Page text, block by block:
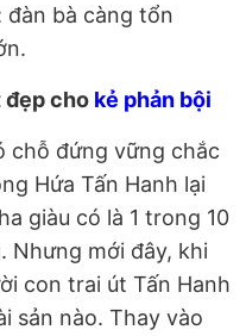
đàn bà càng tổn
đẹp cho kẻ phản bội
chỗ đứng vững chắc
Hứa Tấn Hanh lại
giàu có là 1 trong 10
Nhưng mới đây, khi
con trai út Tấn Hanh
sản nào. Thay vào